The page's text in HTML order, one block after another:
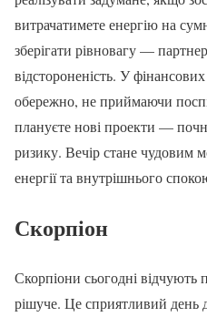
витрачатимете енергію на
зберігати рівновагу —
відстороненість. У
обережно, не приймаючи
плануєте нові проекти —
ризику. Вечір стане чудовим
енергії та внутрішнього
Скорпіон
Скорпіони сьогодні відчують
рішуче. Це сприятливий день